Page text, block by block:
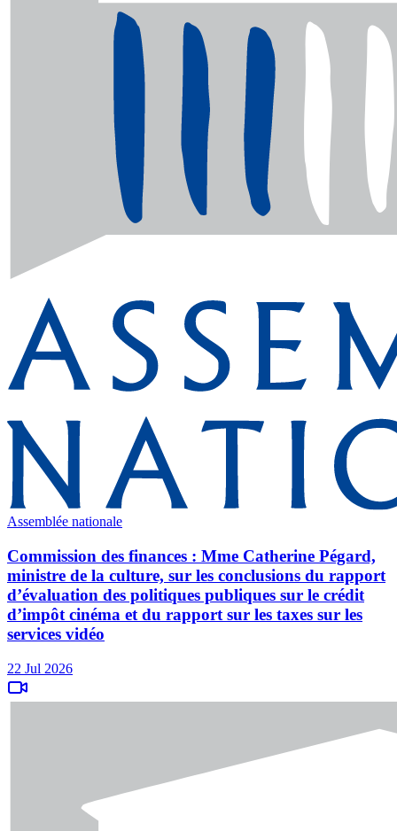
Assemblée nationale
Commission des finances : Mme Catherine Pégard,
ministre de la culture, sur les conclusions du rapport
d’évaluation des politiques publiques sur le crédit
d’impôt cinéma et du rapport sur les taxes sur les
services vidéo
22 Jul 2026